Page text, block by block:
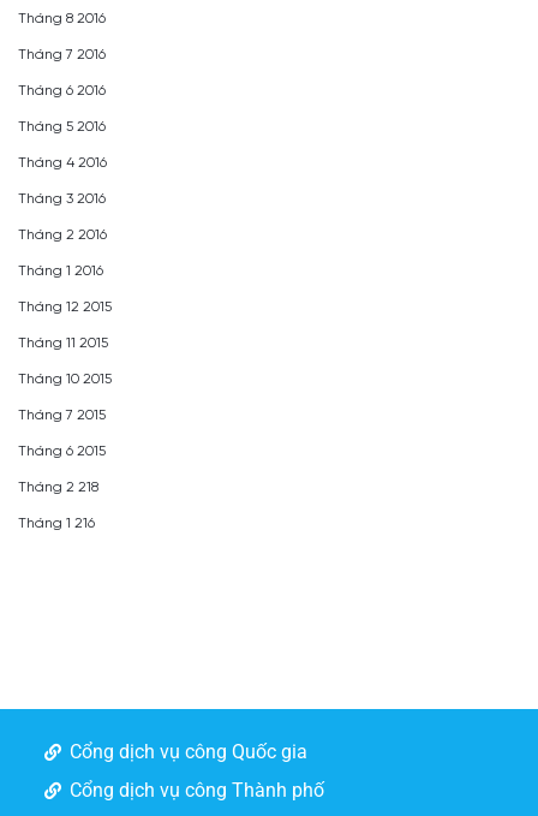
Tháng 8 2016
Tháng 7 2016
Tháng 6 2016
Tháng 5 2016
Tháng 4 2016
Tháng 3 2016
Tháng 2 2016
Tháng 1 2016
Tháng 12 2015
Tháng 11 2015
Tháng 10 2015
Tháng 7 2015
Tháng 6 2015
Tháng 2 218
Tháng 1 216
Cổng dịch vụ công Quốc gia
Cổng dịch vụ công Thành phố